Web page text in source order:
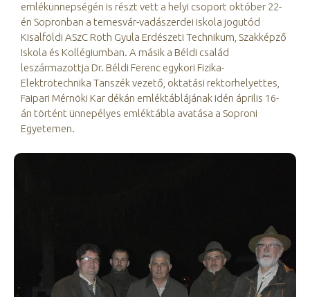
emlékünnepségén is részt vett a helyi csoport október 22-
én Sopronban a temesvár-vadászerdei iskola jogutód
Kisalföldi ASzC Roth Gyula Erdészeti Technikum, Szakképző
Iskola és Kollégiumban. A másik a Béldi család
leszármazottja Dr. Béldi Ferenc egykori Fizika-
Elektrotechnika Tanszék vezető, oktatási rektorhelyettes,
Faipari Mérnöki Kar dékán emléktáblájának idén április 16-
án történt ünnepélyes emléktábla avatása a Soproni
Egyetemen.